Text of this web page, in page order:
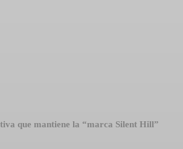
que mantiene la “marca Silent Hill”